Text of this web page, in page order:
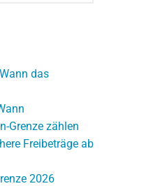
das
Grenze zählen
Freibeträge ab
2026